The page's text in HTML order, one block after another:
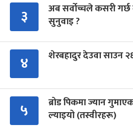
३
अब सर्वोच्चले कसरी गर्छ
सुनुवाइ ?
४ शेरबहादुर देउवा साउन
५
ब्रोड पिकमा ज्यान
ल्याइयो (तस्वीरहरू)